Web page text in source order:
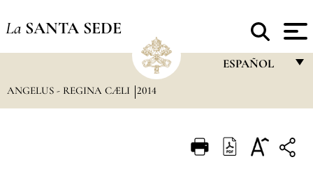
La SANTA SEDE
ESPAÑOL
ITALIANO
ANGELUS - REGINA CÆLI 2014